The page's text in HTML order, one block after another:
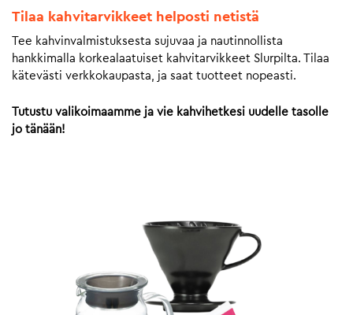
Tilaa kahvitarvikkeet helposti netistä
Tee kahvinvalmistuksesta sujuvaa ja nautinnollista
hankkimalla korkealaatuiset kahvitarvikkeet Slurpilta. Tilaa
kätevästi verkkokaupasta, ja saat tuotteet nopeasti.
Tutustu valikoimaamme ja vie kahvihetkesi uudelle tasolle
jo tänään!